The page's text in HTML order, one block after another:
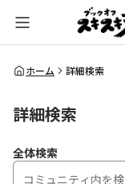
全体検索
ホーム 詳細検索
詳細検索
全体検索